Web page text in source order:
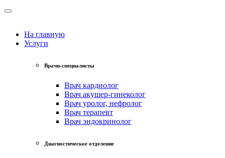
На главную
Услуги
Врачи-специалисты
Врач кардиолог
Врач акушер-гинеколог
Врач уролог, нефролог
Врач терапевт
Врач эндокринолог
Диагностическое отделение